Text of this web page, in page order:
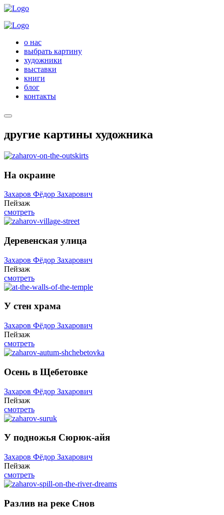
о нас
выбрать картину
художники
выставки
книги
блог
контакты
другие картины художника
На окраине
Захаров Фёдор Захарович
Пейзаж
смотреть
Деревенская улица
Захаров Фёдор Захарович
Пейзаж
смотреть
У стен храма
Захаров Фёдор Захарович
Пейзаж
смотреть
Осень в Щебетовке
Захаров Фёдор Захарович
Пейзаж
смотреть
У подножья Сюрюк-айя
Захаров Фёдор Захарович
Пейзаж
смотреть
Разлив на реке Снов